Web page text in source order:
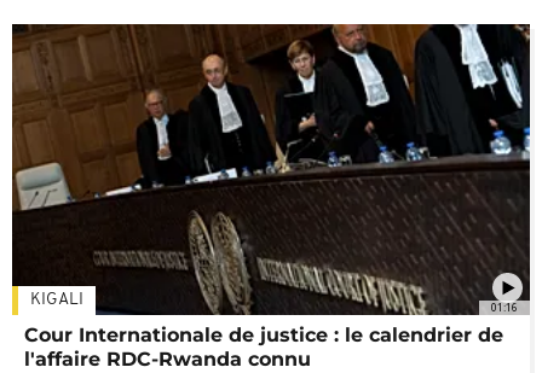
01:16
KIGALI
Cour Internationale de justice : le calendrier de
l'affaire RDC-Rwanda connu